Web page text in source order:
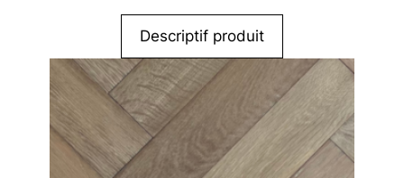
Descriptif produit